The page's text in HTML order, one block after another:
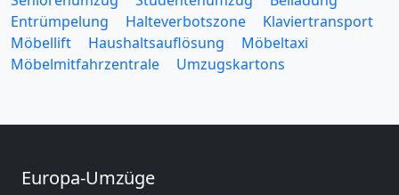
Entrümpelung
Halteverbotszone
Klaviertransport
Möbellift
Haushaltsauflösung
Möbeltaxi
Möbelmitfahrzentrale
Umzugskartons
Europa-Umzüge